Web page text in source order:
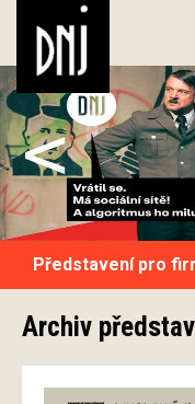
<
Představení pro
Archiv